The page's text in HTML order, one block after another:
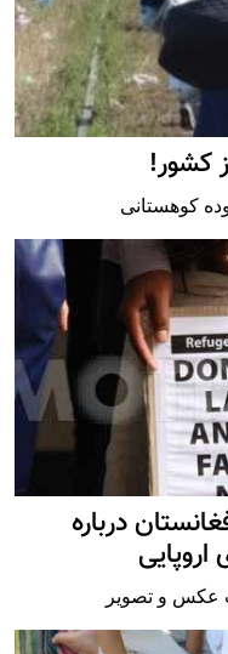
کشور!
کوهستانی
درباره
عکس و تصویر